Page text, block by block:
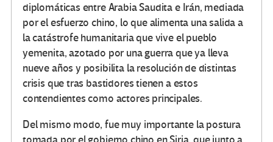
diplomáticas entre Arabia Saudita e Irán, mediada
por el esfuerzo chino, lo que alimenta una salida a
la catástrofe humanitaria que vive el pueblo
yemenita, azotado por una guerra que ya lleva
nueve años y posibilita la resolución de distintas
crisis que tras bastidores tienen a estos
contendientes como actores principales.
Del mismo modo, fue muy importante la postura